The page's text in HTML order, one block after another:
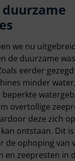
we nu
de duurzame
eerder
minder
overtollige
deze zich
ontstaan. Dit
de ophoping van
en zeepresten in